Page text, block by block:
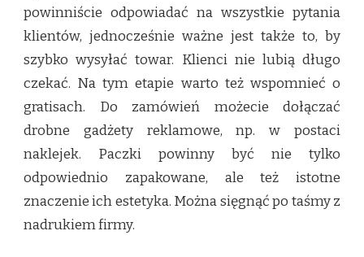
powinniście odpowiadać na wszystkie pytania
klientów, jednocześnie ważne jest także to, by
szybko wysyłać towar. Klienci nie lubią długo
czekać. Na tym etapie warto też wspomnieć o
gratisach. Do zamówień możecie dołączać
drobne gadżety reklamowe, np. w postaci
naklejek. Paczki powinny być nie tylko
odpowiednio zapakowane, ale też istotne
znaczenie ich estetyka. Można sięgnąć po taśmy z
nadrukiem firmy.